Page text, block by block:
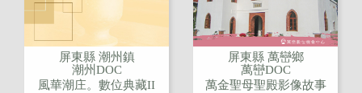
屏東縣 潮州鎮
潮州DOC
風華潮庄。數位典藏II
屏東縣 萬巒鄉
萬巒DOC
萬金聖母聖殿影像故事